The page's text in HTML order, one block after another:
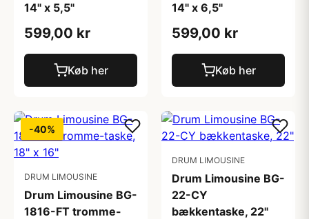
14" x 5,5"
599,00 kr
Køb her
14" x 6,5"
599,00 kr
Køb her
-40%
DRUM LIMOUSINE
Drum Limousine BG-
1816-FT tromme-
DRUM LIMOUSINE
Drum Limousine BG-
22-CY
bækkentaske, 22"